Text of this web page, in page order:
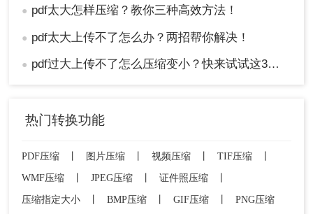
● pdf太大怎样压缩？教你三种高效方法！
● pdf太大上传不了怎么办？两招帮你解决！
● pdf过大上传不了怎么压缩变小？快来试试这3种压缩方法！
热门转换功能
PDF压缩 图片压缩 视频压缩 TIF压缩
WMF压缩
JPEG压缩 证件照压缩
压缩指定大小
丨 BMP压缩 丨 GIF压缩 丨
PNG压缩